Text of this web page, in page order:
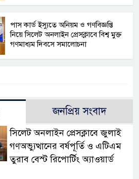
পাস কার্ড ইস্যুতে অনিয়ম ও গণবিজ্ঞপ্তি
নিয়ে সিলেট অনলাইন প্রেসক্লাবে বিশ্ব মুক্ত
গণমাধ্যম দিবসে সমালোচনা
জনপ্রিয় সংবাদ
সিলেট অনলাইন প্রেসক্লাবে জুলাই
গণঅভ্যুত্থানের বর্ষপূর্তি ও এটিএম
তুরাব বেস্ট রিপোর্টিং অ্যাওয়ার্ড